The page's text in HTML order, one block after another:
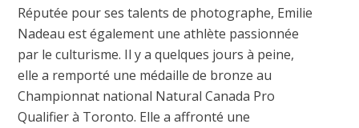
Réputée pour ses talents de photographe, Emilie
Nadeau est également une athlète passionnée
par le culturisme. Il y a quelques jours à peine,
elle a remporté une médaille de bronze au
Championnat national Natural Canada Pro
Qualifier à Toronto. Elle a affronté une